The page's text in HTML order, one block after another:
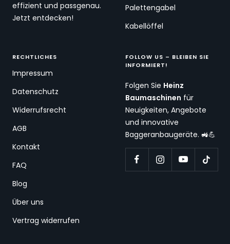
effizient und passgenau.
Jetzt entdecken!
Palettengabel
Kabellöffel
RECHTLICHES
Impressum
Datenschutz
Widerrufsrecht
AGB
Kontakt
FAQ
Blog
Über uns
Vertrag widerrufen
FOLLOW US – BLEIBEN SIE
INFORMIERT!
Folgen Sie Heinz
Baumaschinen für
Neuigkeiten, Angebote
und innovative
Baggeranbaugeräte. 🚜💪